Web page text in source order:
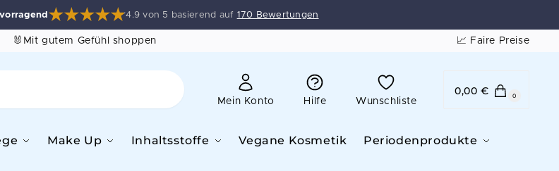
4.9 von 5 basierend auf 170 Bewertungen
🐰Mit gutem Gefühl shoppen 📈 Faire Preise
Mein Konto Hilfe Wunschliste
0,00€ 0
Make Up Inhaltsstoffe Vegane Kosmetik Periodenprodukte